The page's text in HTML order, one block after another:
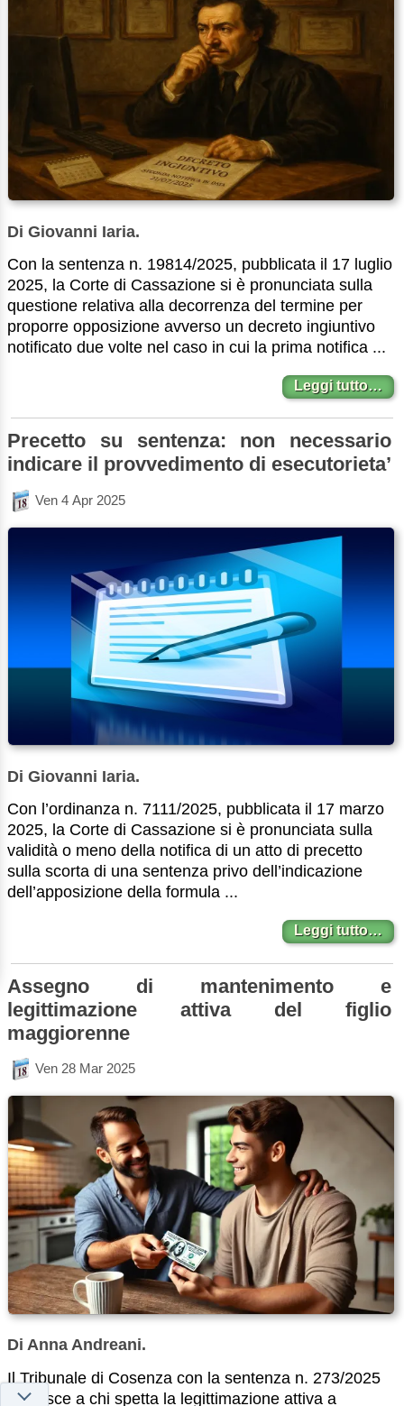
Di Giovanni Iaria.
Con la sentenza n. 19814/2025, pubblicata il 17 luglio
2025, la Corte di Cassazione si è pronunciata sulla
questione relativa alla decorrenza del termine per
proporre opposizione avverso un decreto ingiuntivo
notificato due volte nel caso in cui la prima notifica ...
Leggi tutto…
Precetto su sentenza: non necessario
indicare il provvedimento di esecutorieta’
Ven 4 Apr 2025
Di Giovanni Iaria.
Con l’ordinanza n. 7111/2025, pubblicata il 17 marzo
2025, la Corte di Cassazione si è pronunciata sulla
validità o meno della notifica di un atto di precetto
sulla scorta di una sentenza privo dell’indicazione
dell’apposizione della formula ...
Leggi tutto…
Assegno di mantenimento e
legittimazione attiva del figlio
maggiorenne
Ven 28 Mar 2025
Di Anna Andreani.
Il Tribunale di Cosenza con la sentenza n. 273/2025
chiarisce a chi spetta la legittimazione attiva a